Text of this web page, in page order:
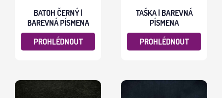
BATOH ČERNÝ |
BAREVNÁ PÍSMENA
PROHLÉDNOUT
TAŠKA | BAREVNÁ
PÍSMENA
PROHLÉDNOUT